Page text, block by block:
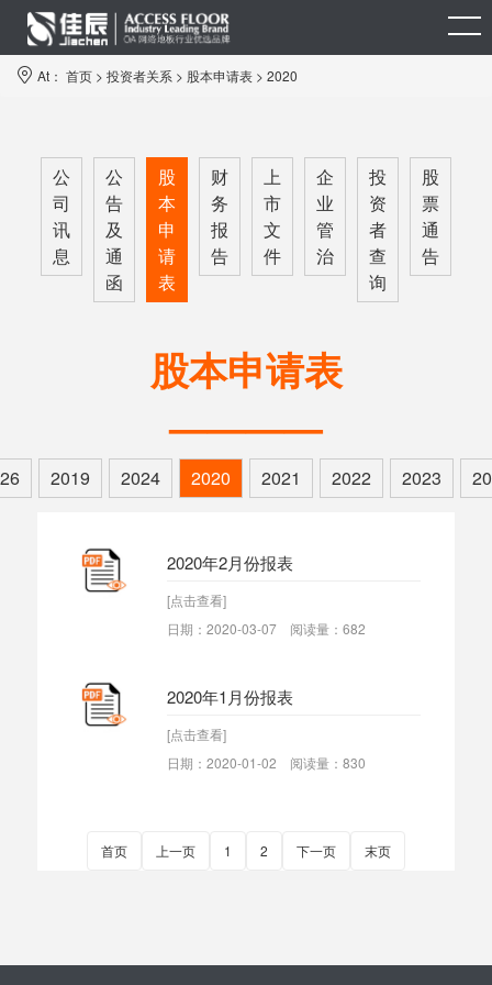
At： 首页 > 投资者关系 > 股本申请表 > 2020
公
司
讯
息
公
告
及
通
函
股
本
申
请
表
财
务
报
告
上
市
文
件
企
业
管
治
投
资
者
查
询
股
票
通
告
股本申请表
————
2019 2024 2020 2021 2022 2023
2020年2月份报表
[点击查看]
日期：2020-03-07 阅读量：682
2020年1月份报表
[点击查看]
日期：2020-01-02 阅读量：830
首页 上一页 1 2 下一页 末页